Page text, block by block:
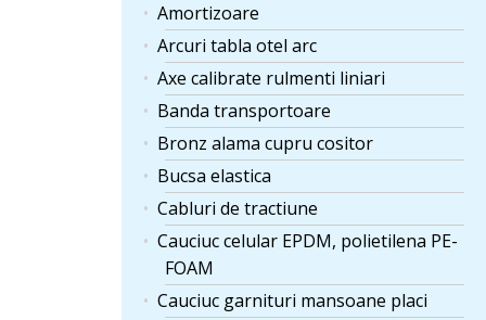
Amortizoare
Arcuri tabla otel arc
Axe calibrate rulmenti liniari
Banda transportoare
Bronz alama cupru cositor
Bucsa elastica
Cabluri de tractiune
Cauciuc celular EPDM, polietilena PE-
FOAM
Cauciuc garnituri mansoane placi